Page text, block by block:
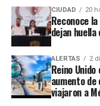
CIUDAD 20
Reconoce
dejan
ALERTAS 2
Reino
aumento
viajaron a